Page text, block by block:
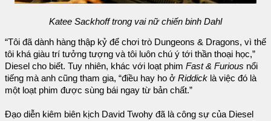
Katee Sackhoff trong vai nữ chiến binh Dahl
“Tôi đã dành hàng thập kỷ để chơi trò Dungeons & Dragons, vì thế
tôi khá giàu trí tưởng tượng và tôi luôn chú ý tới thần thoại học,”
Diesel cho biết. Tuy nhiên, khác với loạt phim Fast & Furious nổi
tiếng mà anh cũng tham gia, “điều hay ho ở Riddick là việc đó là
một loạt phim được sùng bái ngay từ bản chất.”
Đạo diễn kiêm biên kịch David Twohy đã là công sự của Diesel